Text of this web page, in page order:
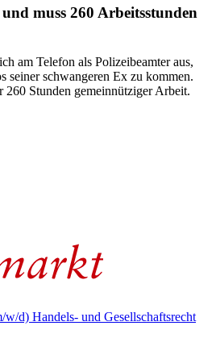
muss 260 Arbeitsstunden
am Telefon als Polizeibeamter aus,
seiner schwangeren Ex zu kommen.
Stunden gemeinnütziger Arbeit.
d) Handels- und Gesellschaftsrecht